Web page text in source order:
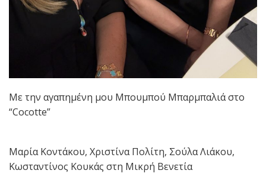
Με την αγαπημένη μου Μπουμπού Μπαρμπαλιά στο
“Cocotte”
Mαρία Κοντάκου, Χριστίνα Πολίτη, Σούλα Λιάκου,
Κωσταντίνος Κουκάς στη Μικρή Βενετία